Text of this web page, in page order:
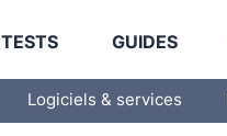
TESTS GUIDES
Logiciels & services